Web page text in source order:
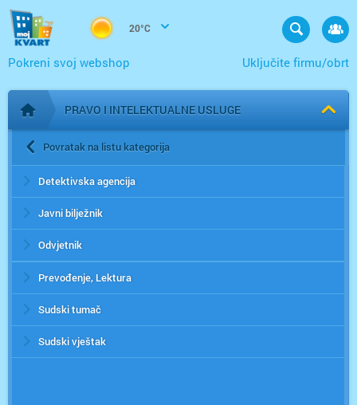
20°C
Uključite firmu/obrt
Pokreni svoj webshop
Početna stranica
PRAVO I INTELEKTUALNE USLUGE
Povratak na listu kategorija
Detektivska agencija
Javni bilježnik
Odvjetnik
Prevođenje, Lektura
Sudski tumač
Sudski vještak